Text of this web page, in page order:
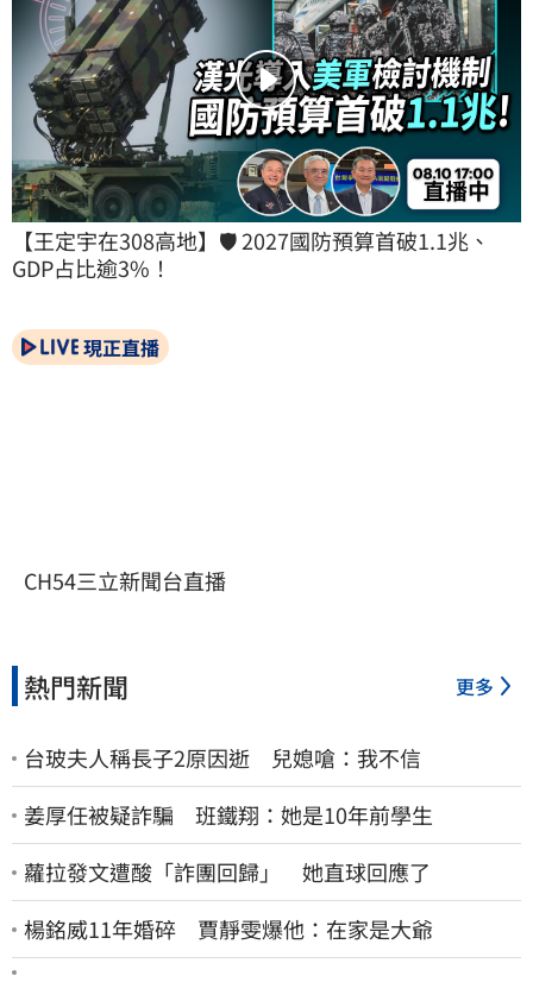
【王定宇在308高地】🛡️ 2027國防預算首破1.1兆、
GDP占比逾3%！
現正直播
CH54三立新聞台直播
熱門新聞 更多
台玻夫人稱長子2原因逝 兒媳嗆：我不信
姜厚任被疑詐騙 班鐵翔：她是10年前學生
蘿拉發文遭酸「詐團回歸」 她直球回應了
楊銘威11年婚碎 賈靜雯爆他：在家是大爺